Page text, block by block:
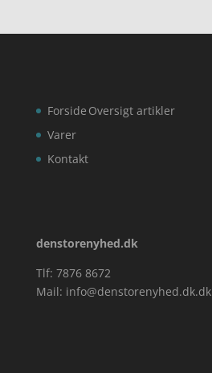
Forside
Varer
Kontakt
Oversigt artikler
denstorenyhed.dk
Tlf: 7876 8672
Mail: info@denstorenyhed.dk.dk